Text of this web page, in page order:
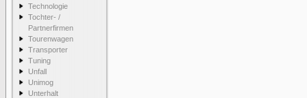
Technologie
Tochter- /
Partnerfirmen
Tourenwagen
Transporter
Tuning
Unfall
Unimog
Unterhalt